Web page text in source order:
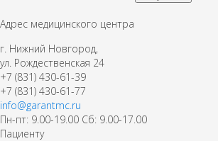
Адрес медицинского центра
г. Нижний Новгород,
ул. Рождественская 24
+7 (831) 430-61-39
+7 (831) 430-61-77
info@garantmc.ru
Пн-пт: 9.00-19.00 Сб: 9.00-17.00
Пациенту